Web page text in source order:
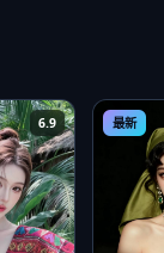
6.9 最新